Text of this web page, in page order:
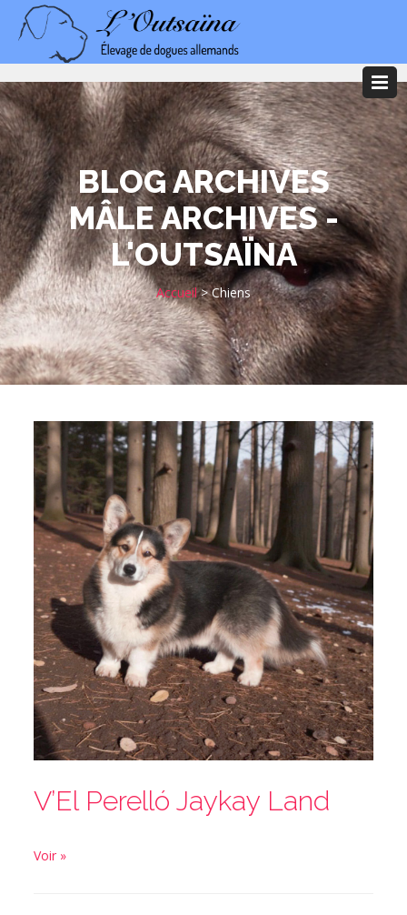
BLOG ARCHIVES
MÂLE ARCHIVES -
L'OUTSAÏNA
Accueil >Chiens
V’El Perelló Jaykay Land
Voir »